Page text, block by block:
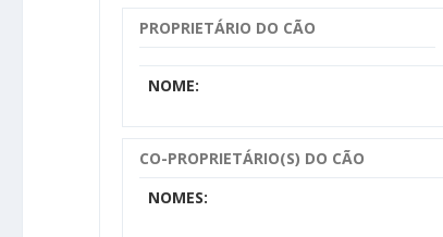
PROPRIETÁRIO DO CÃO
NOME:
CO-PROPRIETÁRIO(S) DO CÃO
NOMES: